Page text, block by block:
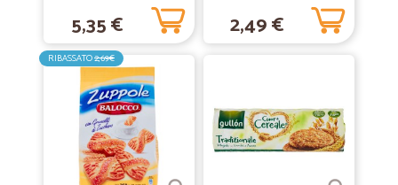
5,35 € 2,49 €
RIBASSATO2,69€